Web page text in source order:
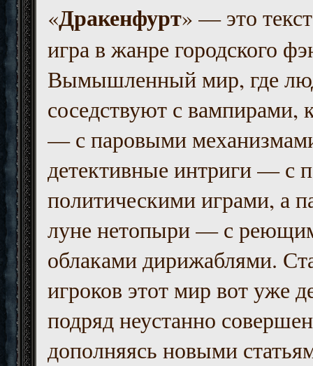
«Дракенфурт» — это
игра в жанре городского
Вымышленный мир, где
соседствуют с вампирами,
— с паровыми
детективные интриги — с
политическими играми, а
луне нетопыри — с
облаками дирижаблями.
игроков этот мир вот уже
подряд неустанно
дополняясь новыми